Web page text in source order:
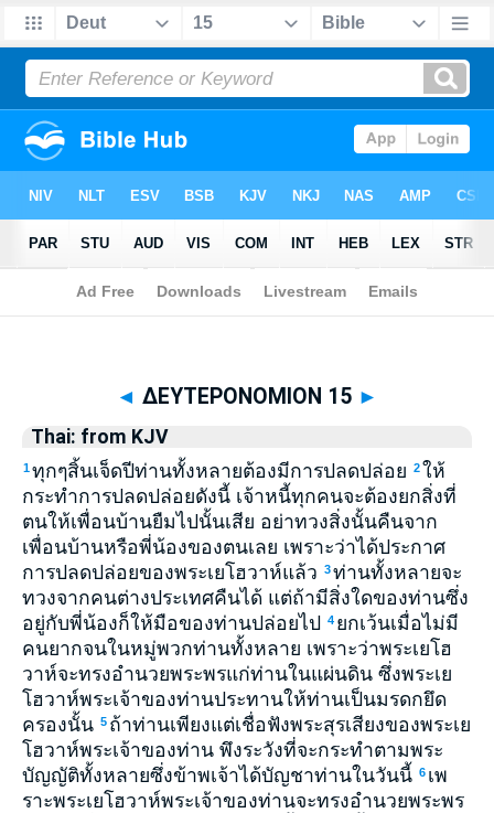
Biblia>Thai: from KJV > ΔΕΥΤΕΡΟΝΟΜΙΟΝ 15
◄ ΔΕΥΤΕΡΟΝΟΜΙΟΝ 15 ►
Thai: from KJV
1ทุกๆสิ้นเจ็ดปีท่านทั้งหลายต้องมีการปลดปล่อย 2ให้
กระทำการปลดปล่อยดังนี้ เจ้าหนี้ทุกคนจะต้องยกสิ่งที่
ตนให้เพื่อนบ้านยืมไปนั้นเสีย อย่าทวงสิ่งนั้นคืนจาก
เพื่อนบ้านหรือพี่น้องของตนเลย เพราะว่าได้ประกาศ
การปลดปล่อยของพระเยโฮวาห์แล้ว 3ท่านทั้งหลายจะ
ทวงจากคนต่างประเทศคืนได้ แต่ถ้ามีสิ่งใดของท่านซึ่ง
อยู่กับพี่น้องก็ให้มือของท่านปล่อยไป
4 ยกเว้นเมื่อไม่มี
คนยากจนในหมู่พวกท่านทั้งหลาย เพราะว่าพระเยโฮ
วาห์จะทรงอำนวยพระพรแก่ท่านในแผ่นดิน ซึ่งพระเย
โฮวาห์พระเจ้าของท่านประทานให้ท่านเป็นมรดกยึด
ครองนั้น 5 ถ้าท่านเพียงแต่เชื่อฟังพระสุรเสียงของพระเย
โฮวาห์พระเจ้าของท่าน พึงระวังที่จะกระทำตามพระ
บัญญัติทั้งหลายซึ่งข้าพเจ้าได้บัญชาท่านในวันนี้ 6 เพ
ราะพระเยโฮวาห์พระเจ้าของท่านจะทรงอำนวยพระพร